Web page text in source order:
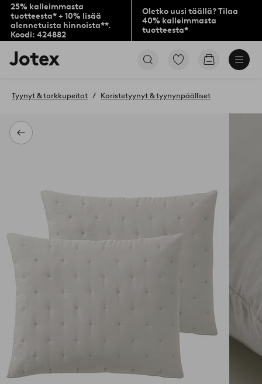
25% kalleimmasta
tuotteesta* + 10% lisää
alennetuista hinnoista**.
Koodi: 424882
Oletko uusi täällä? Tilaa
40% kalleimmasta
tuotteesta*
Jotex-
logo
aloitussivulle
Siirry
Siirry
Takaisin
Tyynyt & torkkupeitot Koristetyynyt & tyynynpäälliset